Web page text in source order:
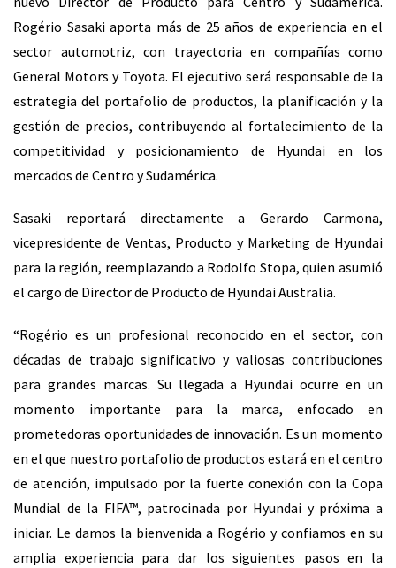
Rogério Sasaki aporta más de 25 años de experiencia en el
sector automotriz, con trayectoria en compañías como
General Motors y Toyota. El ejecutivo será responsable de la
estrategia del portafolio de productos, la planificación y la
gestión de precios, contribuyendo al fortalecimiento de la
competitividad y posicionamiento de Hyundai en los
mercados de Centro y Sudamérica.
Sasaki reportará directamente a Gerardo Carmona,
vicepresidente de Ventas, Producto y Marketing de Hyundai
para la región, reemplazando a Rodolfo Stopa, quien asumió
el cargo de Director de Producto de Hyundai Australia.
“Rogério es un profesional reconocido en el sector, con
décadas de trabajo significativo y valiosas contribuciones
para grandes marcas. Su llegada a Hyundai ocurre en un
momento importante para la marca, enfocado en
prometedoras oportunidades de innovación. Es un momento
en el que nuestro portafolio de productos estará en el centro
de atención, impulsado por la fuerte conexión con la Copa
Mundial de la FIFA™, patrocinada por Hyundai y próxima a
iniciar. Le damos la bienvenida a Rogério y confiamos en su
amplia experiencia para dar los siguientes pasos en la